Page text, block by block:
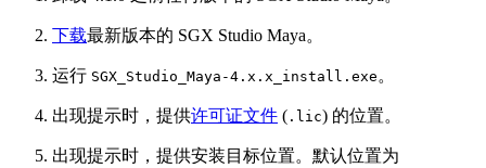
下载最新版本的 SGX Studio Maya。
运行 SGX_Studio_Maya-4.x.x_install.exe 。
出现提示时，提供许可证文件 ( .lic) 的位置。
出现提示时，提供安装目标位置。默认位置为